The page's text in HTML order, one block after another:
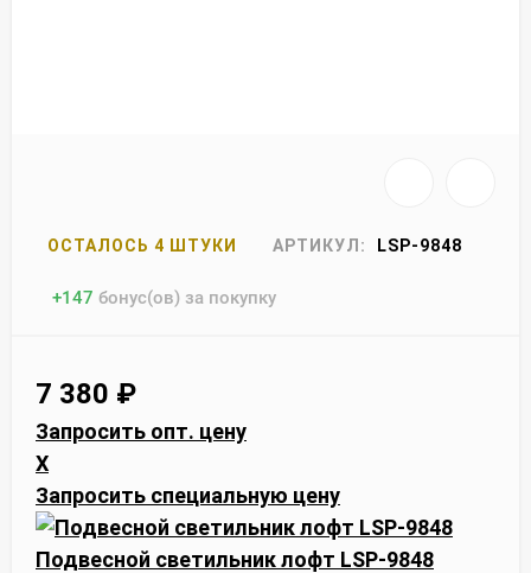
ОСТАЛОСЬ 4 ШТУКИ АРТИКУЛ: LSP-9848
+147 бонус(ов) за покупку
7 380 ₽
Запросить опт. цену
X
Запросить специальную цену
Подвесной светильник лофт LSP-9848